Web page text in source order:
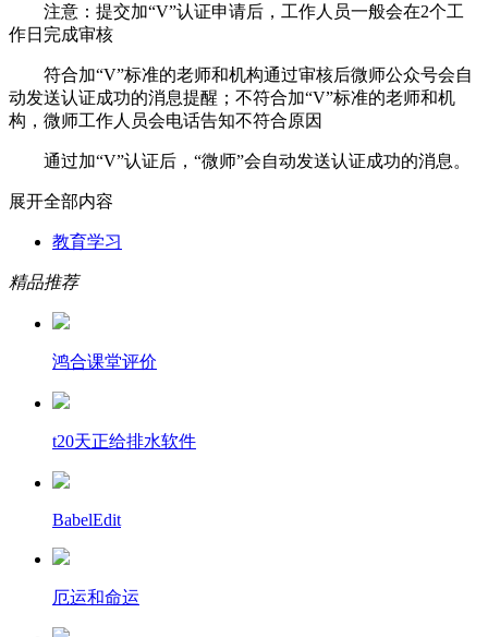
注意：提交加“V”认证申请后，工作人员一般会在2个工
作日完成审核
符合加“V”标准的老师和机构通过审核后微师公众号会自
动发送认证成功的消息提醒；不符合加“V”标准的老师和机
构，微师工作人员会电话告知不符合原因
通过加“V”认证后，“微师”会自动发送认证成功的消息。
展开全部内容
教育学习
精品推荐
鸿合课堂评价
t20天正给排水软件
BabelEdit
厄运和命运